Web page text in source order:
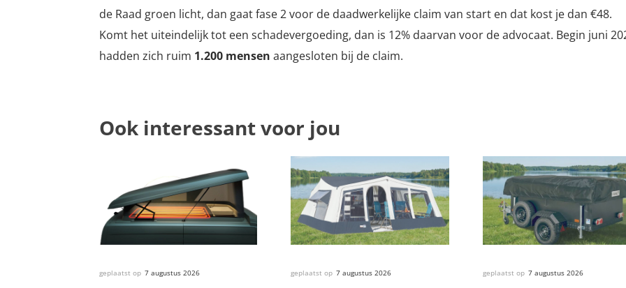
de Raad groen licht, dan gaat fase 2 voor de daadwerkelijke claim van start en dat kost je dan €48.
Komt het uiteindelijk tot een schadevergoeding, dan is 12% daarvan voor de advocaat. Begin juni
hadden zich ruim 1.200 mensen aangesloten bij de claim.
Ook interessant voor jou
geplaatst op 7 augustus 2026 geplaatst op 7 augustus 2026 geplaatst op 7 augustus 2026